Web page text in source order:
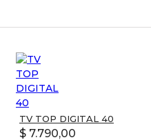
TV TOP DIGITAL 40
$ 7.790,00